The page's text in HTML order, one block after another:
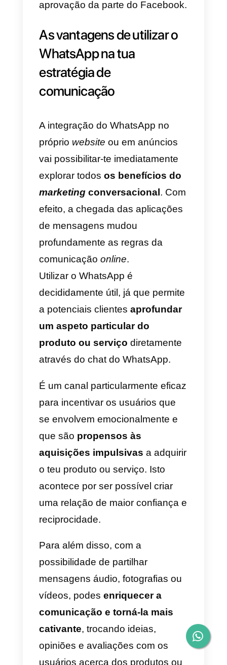
vias de comunicaçãoonline
orientando-se particularmente
direção às redes sociais e,
sobretudo, ao Facebook.
Muitos já começaram a dar os
anúncios e patrocínios
oferecer os seus produtos ou
serviços através da famosa rede
social com chancela Zuckerberg.
Isto, porém, fez aumentar
exponencialmente a
dentro da plataforma.
Os anunciantes mais ousados
tiveram de se adatar para
encontrar novas soluções que
pudessem aliviar o aumento dos
custos da publicidade. Uma das
soluções que encontraram foi
criar anúncios que
para o WhatsApp através de um
clique.
São anúncios que aparecem no
Facebook ou Instagram e que
abrem uma conversa com a
empresa através do WhatsApp
quando o usuário clica em
action.
Para criar estes anúncios é
necessário ter uma conta do
WhatsApp Business ouincluir as